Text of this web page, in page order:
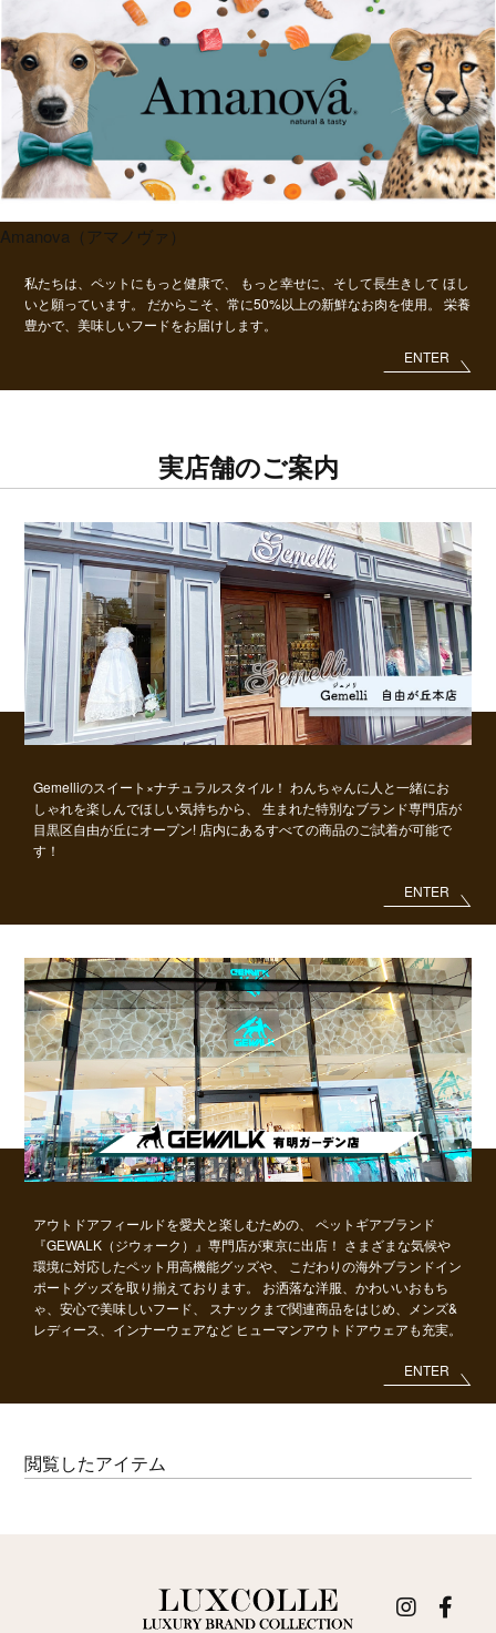
Amanova（アマノヴァ）
私たちは、ペットにもっと健康で、 もっと幸せに、そして長生きして ほし
いと願っています。
だからこそ、常に50%以上の新鮮なお肉を使用。
栄養
豊かで、美味しいフードをお届けします。
ENTER
実店舗のご案内
Gemelliのスイート×ナチュラルスタイル！ わんちゃんに人と一緒にお
しゃれを楽しんでほしい気持ちから、
生まれた特別なブランド専門店が
目黒区自由が丘にオープン! 店内にあるすべての商品のご試着が可能で
す！
ENTER
アウトドアフィールドを愛犬と楽しむための、
ペットギアブランド
『GEWALK（ジウォーク）』専門店が東京に出店！ さまざまな気候や
環境に対応したペット用高機能グッズや、
こだわりの海外ブランドイン
ポートグッズを取り揃えております。
お洒落な洋服、かわいいおもち
ゃ、安心で美味しいフード、
スナックまで関連商品をはじめ、メンズ&
レディース、インナーウェアなど ヒューマンアウトドアウェアも充実。
ENTER
閲覧したアイテム